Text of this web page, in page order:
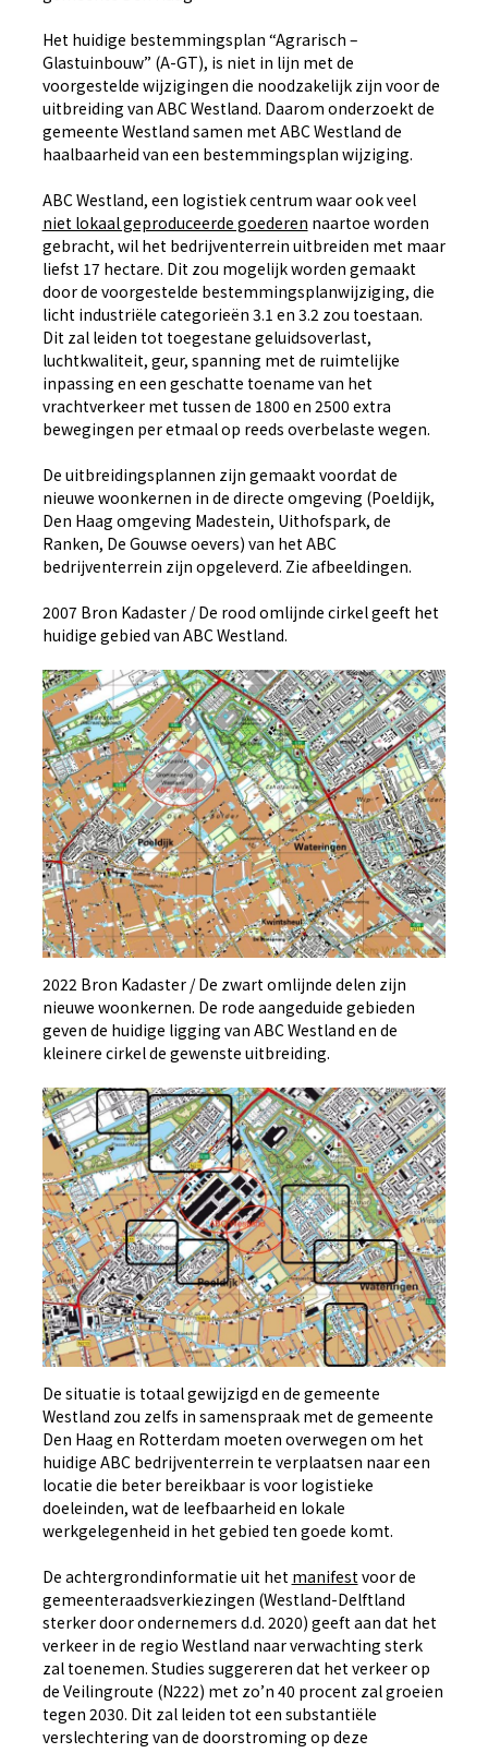
Het huidige bestemmingsplan “Agrarisch –
Glastuinbouw” (A-GT), is niet in lijn met de
voorgestelde wijzigingen die noodzakelijk zijn voor de
uitbreiding van ABC Westland. Daarom onderzoekt de
gemeente Westland samen met ABC Westland de
haalbaarheid van een bestemmingsplan wijziging.
ABC Westland, een logistiek centrum waar ook veel
niet lokaal geproduceerde goederen naartoe worden
gebracht, wil het bedrijventerrein uitbreiden met maar
liefst 17 hectare. Dit zou mogelijk worden gemaakt
door de voorgestelde bestemmingsplanwijziging, die
licht industriële categorieën 3.1 en 3.2 zou toestaan.
Dit zal leiden tot toegestane geluidsoverlast,
luchtkwaliteit, geur, spanning met de ruimtelijke
inpassing en een geschatte toename van het
vrachtverkeer met tussen de 1800 en 2500 extra
bewegingen per etmaal op reeds overbelaste wegen.
De uitbreidingsplannen zijn gemaakt voordat de
nieuwe woonkernen in de directe omgeving (Poeldijk,
Den Haag omgeving Madestein, Uithofspark, de
Ranken, De Gouwse oevers) van het ABC
bedrijventerrein zijn opgeleverd. Zie afbeeldingen.
2007 Bron Kadaster / De rood omlijnde cirkel geeft het
huidige gebied van ABC Westland.
2022 Bron Kadaster / De zwart omlijnde delen zijn
nieuwe woonkernen. De rode aangeduide gebieden
geven de huidige ligging van ABC Westland en de
kleinere cirkel de gewenste uitbreiding.
De situatie is totaal gewijzigd en de gemeente
Westland zou zelfs in samenspraak met de gemeente
Den Haag en Rotterdam moeten overwegen om het
huidige ABC bedrijventerrein te verplaatsen naar een
locatie die beter bereikbaar is voor logistieke
doeleinden, wat de leefbaarheid en lokale
werkgelegenheid in het gebied ten goede komt.
De achtergrondinformatie uit het manifestvoor de
gemeenteraadsverkiezingen (Westland-Delftland
sterker door ondernemers d.d. 2020) geeft aan dat het
verkeer in de regio Westland naar verwachting sterk
zal toenemen. Studies suggereren dat het verkeer op
de Veilingroute (N222) met zo’n 40 procent zal groeien
tegen 2030. Dit zal leiden tot een substantiële
verslechtering van de doorstroming op deze